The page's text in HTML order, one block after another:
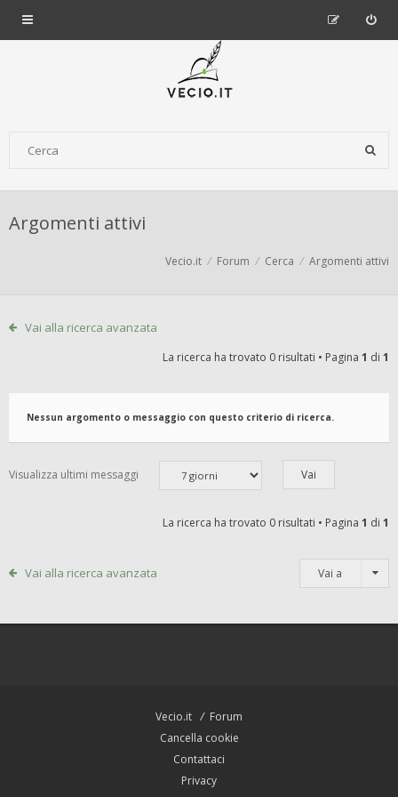
Argomenti attivi
Vecio.it Forum Cerca Argomenti attivi
Vai alla ricerca avanzata
La ricerca ha trovato 0 risultati • Pagina 1 di 1
Nessun argomento o messaggio con questo criterio di ricerca.
Visualizza ultimi messaggi
La ricerca ha trovato 0 risultati • Pagina 1 di 1
Vai alla ricerca avanzata Vai a
Vecio.it
Forum
Cancella cookie
Contattaci
Privacy